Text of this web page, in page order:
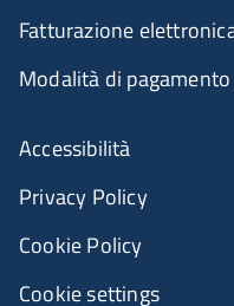
Fatturazione
Modalità di pagamento
Accessibilità
Privacy Policy
Cookie Policy
Cookie settings